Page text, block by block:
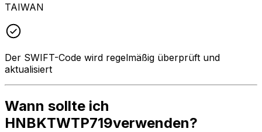
TAIWAN
Der SWIFT-Code wird regelmäßig überprüft und
aktualisiert
Wann sollte ich
HNBKTWTP719verwenden?